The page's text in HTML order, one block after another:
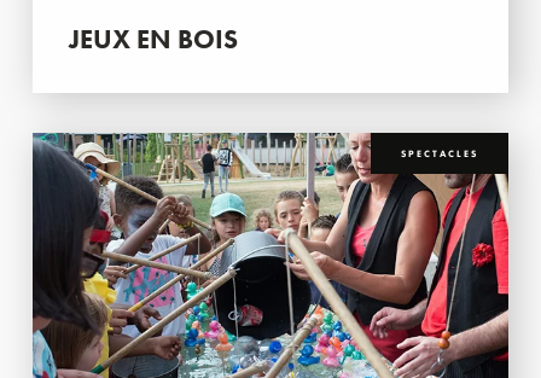
JEUX EN BOIS
SPECTACLES